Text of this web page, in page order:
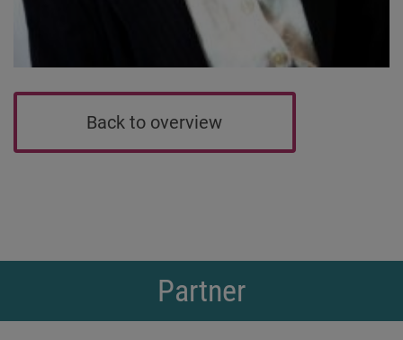
Back to overview
Partner